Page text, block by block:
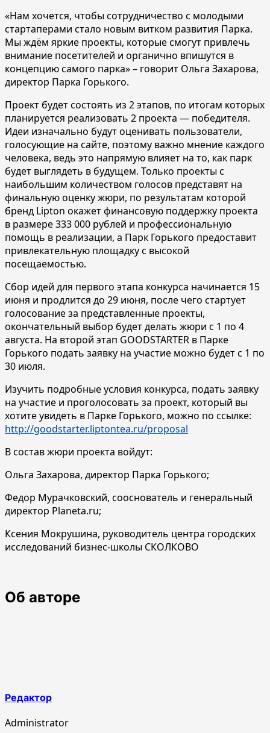
«Нам хочется, чтобы сотрудничество с молодыми
стартаперами стало новым витком развития Парка.
Мы ждём яркие проекты, которые смогут привлечь
внимание посетителей и органично впишутся в
концепцию самого парка» – говорит Ольга Захарова,
директор Парка Горького.
Проект будет состоять из 2 этапов, по итогам которых
планируется реализовать 2 проекта — победителя.
Идеи изначально будут оценивать пользователи,
голосующие на сайте, поэтому важно мнение каждого
человека, ведь это напрямую влияет на то, как парк
будет выглядеть в будущем. Только проекты с
наибольшим количеством голосов представят на
финальную оценку жюри, по результатам которой
бренд Lipton окажет финансовую поддержку проекта
в размере 333 000 рублей и профессиональную
помощь в реализации, а Парк Горького предоставит
привлекательную площадку с высокой
посещаемостью.
Сбор идей для первого этапа конкурса начинается 15
июня и продлится до 29 июня, после чего стартует
голосование за представленные проекты,
окончательный выбор будет делать жюри с 1 по 4
августа. На второй этап GOODSTARTER в Парке
Горького подать заявку на участие можно будет с 1 по
30 июля.
Изучить подробные условия конкурса, подать заявку
на участие и проголосовать за проект, который вы
хотите увидеть в Парке Горького, можно по ссылке:
http://goodstarter.liptontea.ru/proposal
В состав жюри проекта войдут:
Ольга Захарова, директор Парка Горького;
Федор Мурачковский, сооснователь и генеральный
директор Planeta.ru;
Ксения Мокрушина, руководитель центра городских
исследований бизнес-школы СКОЛКОВО
Об авторе
Редактор
Administrator